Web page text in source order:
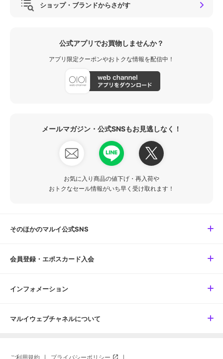
ショップ・ブランドからさがす
公式アプリでお買物しませんか？
アプリ限定クーポンやおトクな情報を配信中！
メールマガジン・公式SNSもお見逃しなく！
お気に入り商品の値下げ・再入荷や
おトクなセール情報がいち早く受け取れます！
そのほかのマルイ公式SNS
会員登録・エポスカード入会
インフォメーション
マルイウェブチャネルについて
ご利用規約 プライバシーポリシー